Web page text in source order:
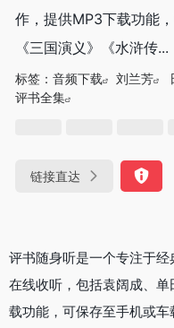
作，提供MP3下载功能
《三国演义》《水浒传...
标签： 音频下载 刘兰芳
评书全集
链接直达
评书随身听是一个专注于
在线收听，包括袁阔成、
载功能，可保存至手机或